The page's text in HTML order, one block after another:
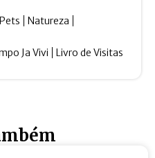
Pets Natureza
Ja Vivi Livro de Visitas